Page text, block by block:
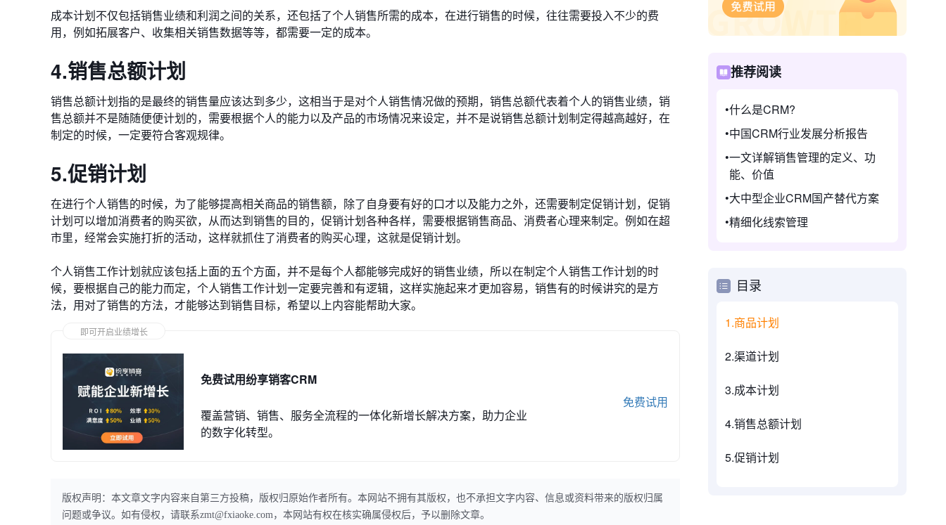
成本计划不仅包括销售业绩和利润之间的关系，还包括了个人销售所需的成本，在进行销售的时候，往往需要投入不少的费
用，例如拓展客户、收集相关销售数据等等，都需要一定的成本。
4.销售总额计划
销售总额计划指的是最终的销售量应该达到多少，这相当于是对个人销售情况做的预期，销售总额代表着个人的销售业绩，销
售总额并不是随随便便计划的，需要根据个人的能力以及产品的市场情况来设定，并不是说销售总额计划制定得越高越好，在
制定的时候，一定要符合客观规律。
5.促销计划
在进行个人销售的时候，为了能够提高相关商品的销售额，除了自身要有好的口才以及能力之外，还需要制定促销计划，促销
计划可以增加消费者的购买欲，从而达到销售的目的，促销计划各种各样，需要根据销售商品、消费者心理来制定。例如在超
市里，经常会实施打折的活动，这样就抓住了消费者的购买心理，这就是促销计划。
个人销售工作计划就应该包括上面的五个方面，并不是每个人都能够完成好的销售业绩，所以在制定个人销售工作计划的时
候，要根据自己的能力而定，个人销售工作计划一定要完善和有逻辑，这样实施起来才更加容易，销售有的时候讲究的是方
法，用对了销售的方法，才能够达到销售目标，希望以上内容能帮助大家。
即可开启业绩增长
免费试用纷享销客CRM
覆盖营销、销售、服务全流程的一体化新增长解决方案，助力企业
的数字化转型。
免费试用
版权声明：本文章文字内容来自第三方投稿，版权归原始作者所有。本网站不拥有其版权，也不承担文字内容、信息或资料带来的版权归属
问题或争议。如有侵权，请联系zmt@fxiaoke.com，本网站有权在核实确属侵权后，予以删除文章。
推荐阅读
什么是CRM?
中国CRM行业发展分析报告
一文详解销售管理的定义、功
能、价值
大中型企业CRM国产替代方案
精细化线索管理
目录
1.商品计划
2.渠道计划
3.成本计划
4.销售总额计划
5.促销计划